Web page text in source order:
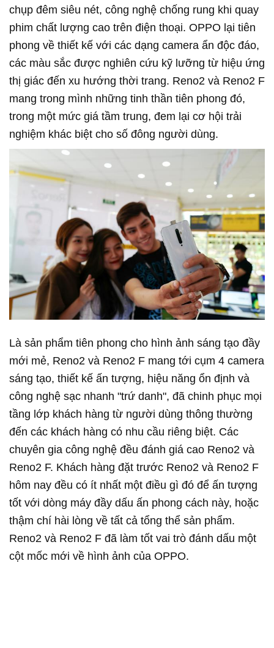
chụp đêm siêu nét, công nghệ chống rung khi quay
phim chất lượng cao trên điện thoại. OPPO lại tiên
phong về thiết kế với các dạng camera ẩn độc đáo,
các màu sắc được nghiên cứu kỹ lưỡng từ hiệu ứng
thị giác đến xu hướng thời trang. Reno2 và Reno2 F
mang trong mình những tinh thần tiên phong đó,
trong một mức giá tầm trung, đem lại cơ hội trải
nghiệm khác biệt cho số đông người dùng.
Là sản phẩm tiên phong cho hình ảnh sáng tạo đầy
mới mẻ, Reno2 và Reno2 F mang tới cụm 4 camera
sáng tạo, thiết kế ấn tượng, hiệu năng ổn định và
công nghệ sạc nhanh "trứ danh", đã chinh phục mọi
tầng lớp khách hàng từ người dùng thông thường
đến các khách hàng có nhu cầu riêng biệt. Các
chuyên gia công nghệ đều đánh giá cao Reno2 và
Reno2 F. Khách hàng đặt trước Reno2 và Reno2 F
hôm nay đều có ít nhất một điều gì đó để ấn tượng
tốt với dòng máy đầy dấu ấn phong cách này, hoặc
thậm chí hài lòng về tất cả tổng thể sản phẩm.
Reno2 và Reno2 F đã làm tốt vai trò đánh dấu một
cột mốc mới về hình ảnh của OPPO.